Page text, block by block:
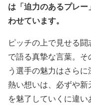
は「迫力のあるプレ
わせています。
ピッチの上で見せる
で語る真摯な言葉。
う選手の魅力はさら
熱い想いは、必ずや
を魅了していくに違い